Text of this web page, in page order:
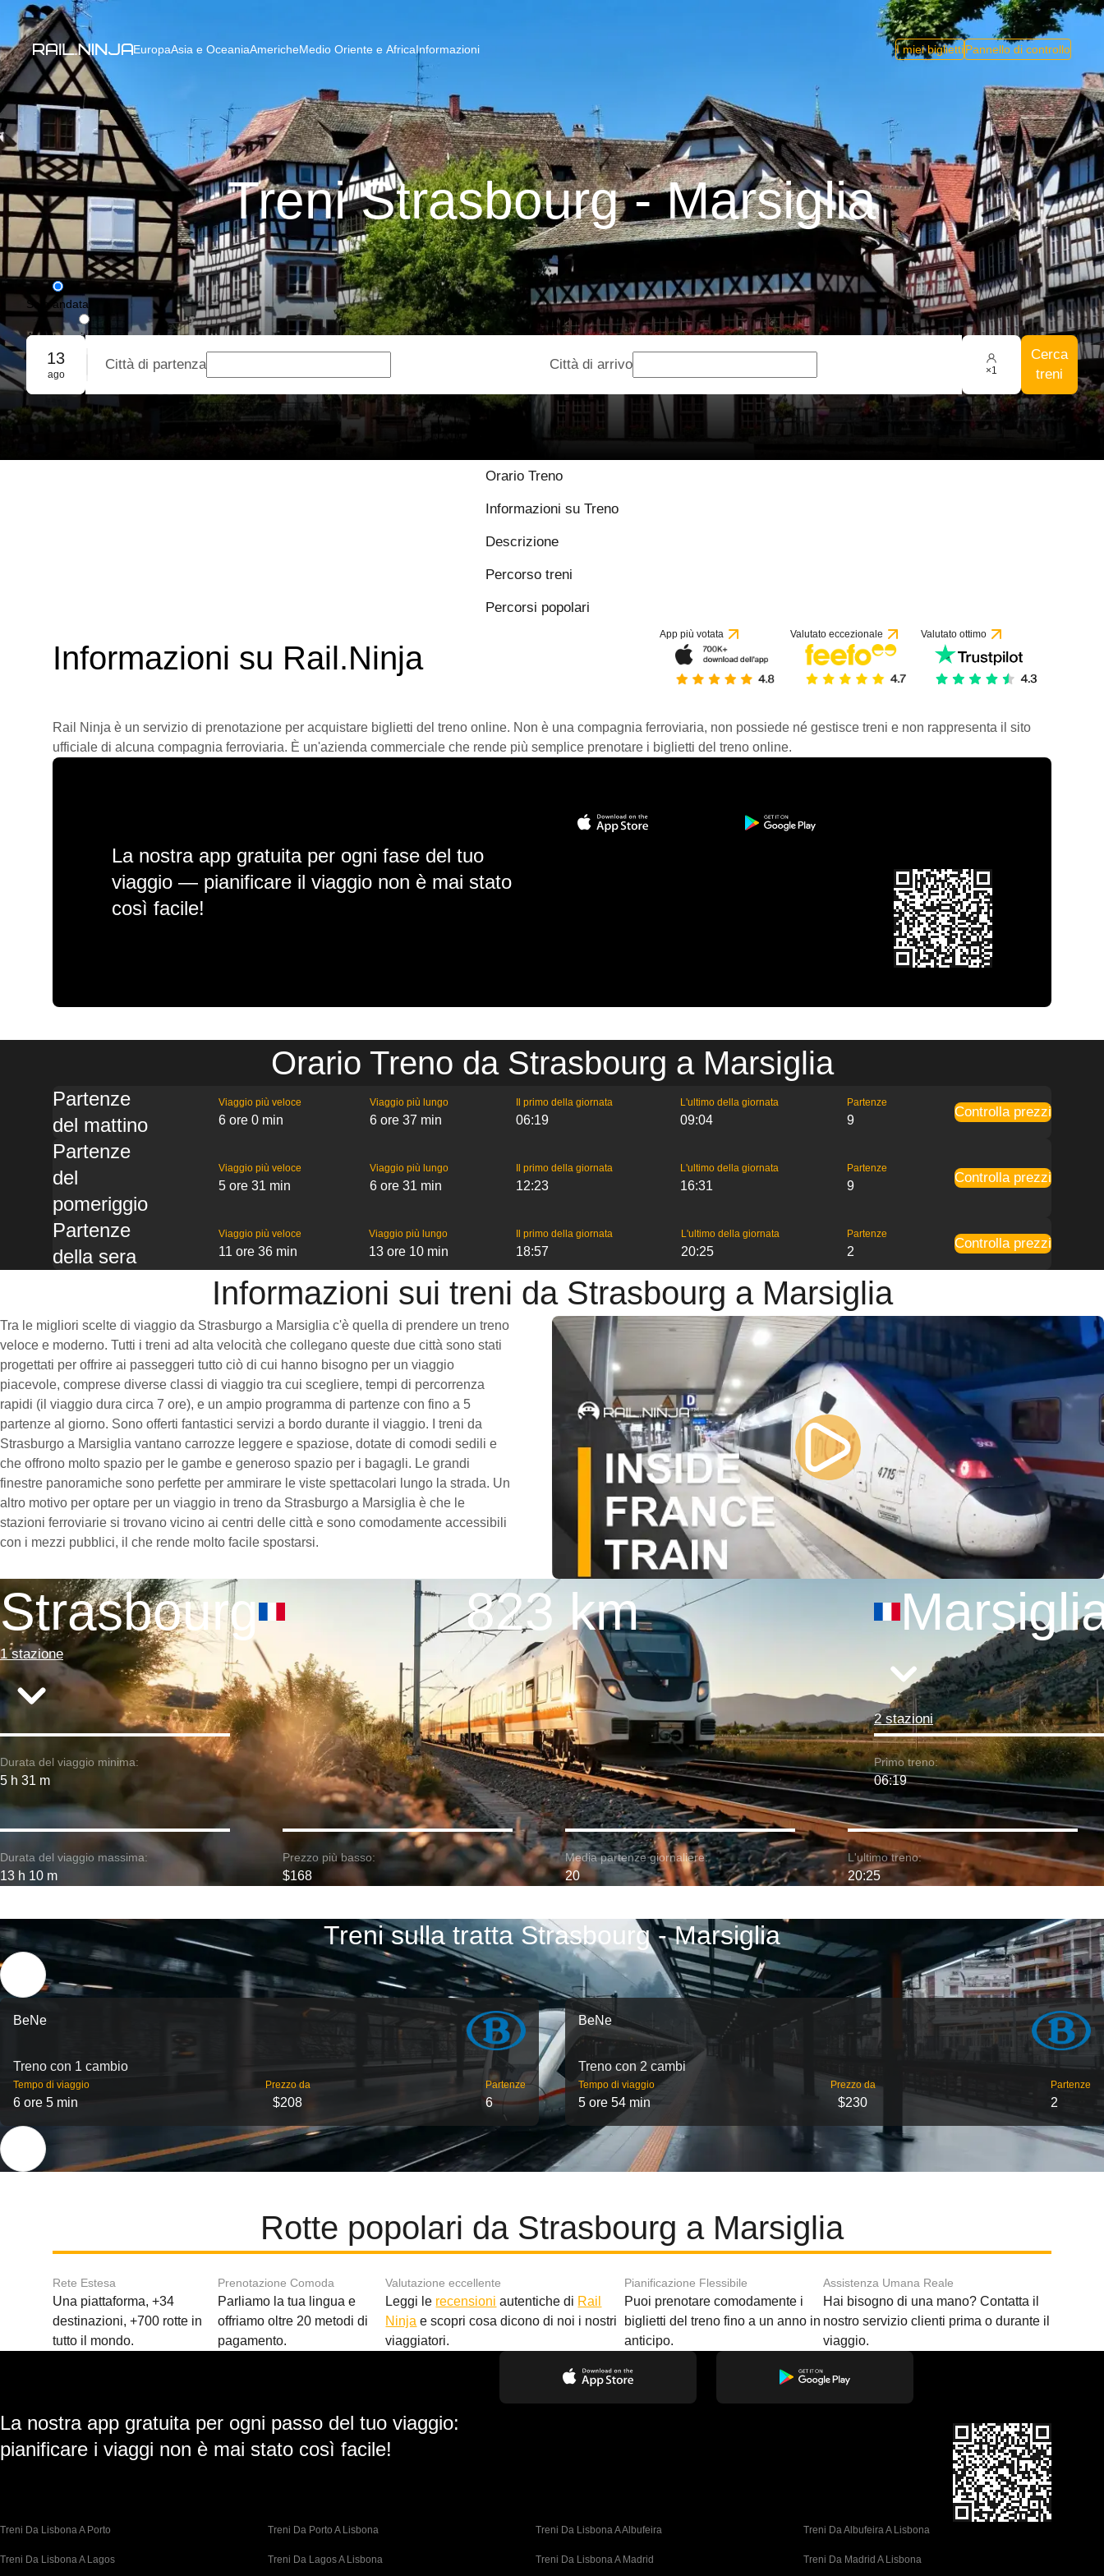
EuropaAsia e OceaniaAmericheMedio Oriente e AfricaInformazioni I miei bigliettiPannello di controllo
Treni Strasbourg - Marsiglia
Solo andata
Andata e ritorno
Prenotazione di gruppo
13
ago
Città di partenza Città di arrivo ×1
Cerca
treni
Orario Treno
Informazioni su Treno
Descrizione
Percorso treni
Percorsi popolari
Informazioni su Rail.Ninja
App più votata Valutato eccezionale Valutato ottimo
Rail Ninja è un servizio di prenotazione per acquistare biglietti del treno online. Non è una compagnia ferroviaria, non possiede né gestisce treni e non rappresenta il sito
ufficiale di alcuna compagnia ferroviaria. È un'azienda commerciale che rende più semplice prenotare i biglietti del treno online.
La nostra app gratuita per ogni fase del tuo
viaggio — pianificare il viaggio non è mai stato
così facile!
Orario Treno da Strasbourg a Marsiglia
Partenze
del mattino
Viaggio più veloce
6 ore 0 min
Viaggio più lungo
6 ore 37 min
Il primo della giornata
06:19
L'ultimo della giornata
09:04
Partenze
9
Controlla prezzi
Partenze
del
pomeriggio
Viaggio più veloce
5 ore 31 min
Viaggio più lungo
6 ore 31 min
Il primo della giornata
12:23
L'ultimo della giornata
16:31
Partenze
9
Controlla prezzi
Partenze
della sera
Viaggio più veloce
11 ore 36 min
Viaggio più lungo
13 ore 10 min
Il primo della giornata
18:57
L'ultimo della giornata
20:25
Partenze
2
Controlla prezzi
Informazioni sui treni da Strasbourg a Marsiglia
Tra le migliori scelte di viaggio da Strasburgo a Marsiglia c'è quella di prendere un treno
veloce e moderno. Tutti i treni ad alta velocità che collegano queste due città sono stati
progettati per offrire ai passeggeri tutto ciò di cui hanno bisogno per un viaggio
piacevole, comprese diverse classi di viaggio tra cui scegliere, tempi di percorrenza
rapidi (il viaggio dura circa 7 ore), e un ampio programma di partenze con fino a 5
partenze al giorno. Sono offerti fantastici servizi a bordo durante il viaggio. I treni da
Strasburgo a Marsiglia vantano carrozze leggere e spaziose, dotate di comodi sedili e
che offrono molto spazio per le gambe e generoso spazio per i bagagli. Le grandi
finestre panoramiche sono perfette per ammirare le viste spettacolari lungo la strada. Un
altro motivo per optare per un viaggio in treno da Strasburgo a Marsiglia è che le
stazioni ferroviarie si trovano vicino ai centri delle città e sono comodamente accessibili
con i mezzi pubblici, il che rende molto facile spostarsi.
Strasbourg
1 stazione
823 km
2 stazioni
Durata del viaggio minima:
5 h 31 m
Primo treno:
06:19
Durata del viaggio massima:
13 h 10 m
Prezzo più basso:
$168
Media partenze giornaliere:
20
L'ultimo treno:
20:25
Treni sulla tratta Strasbourg - Marsiglia
BeNe
Treno con 1 cambio
Tempo di viaggio
6 ore 5 min
Prezzo da
$208
Partenze
6
BeNe
Treno con 2 cambi
Tempo di viaggio
5 ore 54 min
Prezzo da
$230
Partenze
2
Rotte popolari da Strasbourg a Marsiglia
Rete Estesa
Una piattaforma, +34
destinazioni, +700 rotte in
tutto il mondo.
Prenotazione Comoda
Parliamo la tua lingua e
offriamo oltre 20 metodi di
pagamento.
Valutazione eccellente
Leggi le recensioni autentiche di Rail
Ninja e scopri cosa dicono di noi i nostri
viaggiatori.
Pianificazione Flessibile
Puoi prenotare comodamente i
biglietti del treno fino a un anno in
anticipo.
Assistenza Umana Reale
Hai bisogno di una mano? Contatta il
nostro servizio clienti prima o durante il
viaggio.
La nostra app gratuita per ogni passo del tuo viaggio:
pianificare i viaggi non è mai stato così facile!
Treni Da Lisbona A Porto Treni Da Porto A Lisbona Treni Da Lisbona A Albufeira Treni Da Albufeira A Lisbona
Treni Da Lisbona A Lagos Treni Da Lagos A Lisbona Treni Da Lisbona A Madrid Treni Da Madrid A Lisbona